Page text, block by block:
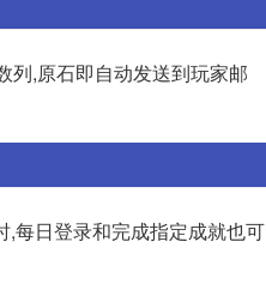
列,原石即自动发送到玩家邮
每日登录和完成指定成就也可